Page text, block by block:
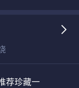
荐珍藏一